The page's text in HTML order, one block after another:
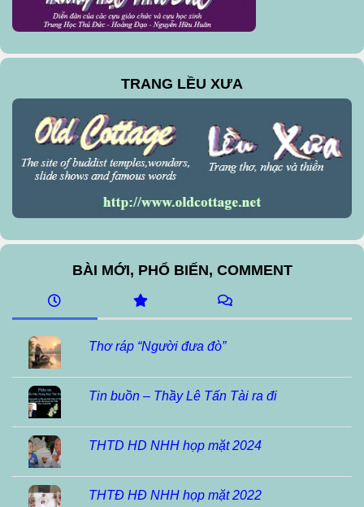
TRANG LỀU XƯA
BÀI MỚI, PHỔ BIẾN, COMMENT
Thơ ráp “Người đưa đò”
Tin buồn – Thầy Lê Tấn Tài ra đi
THTD HD NHH họp mặt 2024
THTĐ HĐ NHH họp mặt 2022